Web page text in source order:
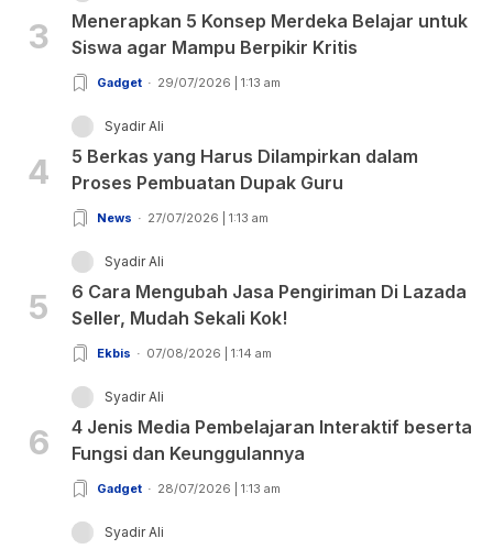
3
Menerapkan 5 Konsep Merdeka Belajar untuk
Siswa agar Mampu Berpikir Kritis
Gadget 29/07/2026 | 1:13 am
4
Syadir Ali
5 Berkas yang Harus Dilampirkan dalam
Proses Pembuatan Dupak Guru
News 27/07/2026 | 1:13 am
5
Syadir Ali
6 Cara Mengubah Jasa Pengiriman Di Lazada
Seller, Mudah Sekali Kok!
Ekbis 07/08/2026 | 1:14 am
6
Syadir Ali
4 Jenis Media Pembelajaran Interaktif beserta
Fungsi dan Keunggulannya
Gadget 28/07/2026 | 1:13 am
Syadir Ali